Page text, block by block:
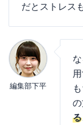
だとストレス
編集部下平
の
る